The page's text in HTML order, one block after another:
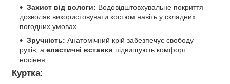
Захист від вологи: Водовідштовхувальне покриття
дозволяє використовувати костюм навіть у складних
погодних умовах.
Зручність: Анатомічний крій забезпечує свободу
рухів, а еластичні вставки підвищують комфорт
носіння.
Куртка: